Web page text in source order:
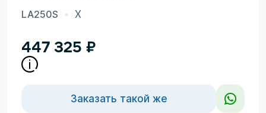
LA250S X
447 325 ₽
Заказать такой же